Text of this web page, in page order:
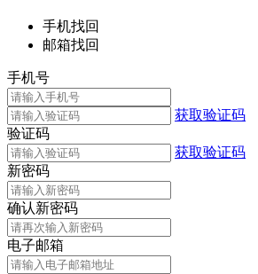
手机找回
邮箱找回
手机号
获取验证码
验证码
获取验证码
新密码
确认新密码
电子邮箱